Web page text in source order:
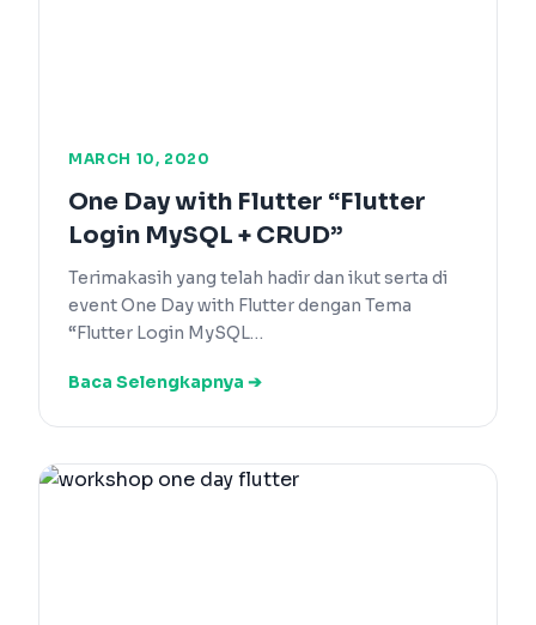
MARCH 10, 2020
One Day with Flutter “Flutter
Login MySQL + CRUD”
Terimakasih yang telah hadir dan ikut serta di
event One Day with Flutter dengan Tema
“Flutter Login MySQL…
Baca Selengkapnya ➔